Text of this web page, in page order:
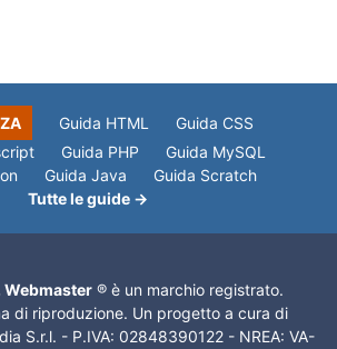
Guida HTML
Guida CSS
Guida PHP
Guida MySQL
Guida Java
Guida Scratch
Tutte le guide →
Webmaster ® è un marchio registrato.
di riproduzione. Un progetto a cura di
S.r.l. - P.IVA: 02848390122 - NREA: VA-